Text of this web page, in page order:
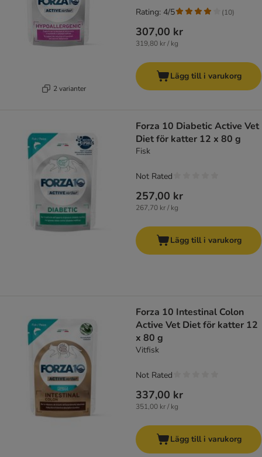
2 varianter
307,00 kr
319,80 kr / kg
Rating: 4/5 (10)
Lägg till i varukorg
Forza 10 Diabetic Active Vet
Diet för katter 12 x 80 g
Fisk
257,00 kr
267,70 kr / kg
Not Rated
Lägg till i varukorg
Forza 10 Intestinal Colon
Active Vet Diet för katter 12
x 80 g
Vitfisk
337,00 kr
351,00 kr / kg
Not Rated
Lägg till i varukorg